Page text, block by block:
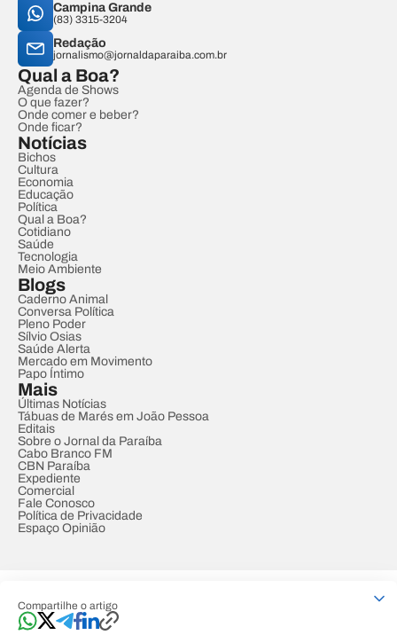
Compartilhe o artigo
Campina Grande
(83) 3315-3204
Redação
jornalismo@jornaldaparaiba.com.br
Qual a Boa?
Agenda de Shows
O que fazer?
Onde comer e beber?
Onde ficar?
Notícias
Bichos
Cultura
Economia
Educação
Política
Qual a Boa?
Cotidiano
Saúde
Tecnologia
Meio Ambiente
Blogs
Caderno Animal
Conversa Política
Pleno Poder
Sílvio Osias
Saúde Alerta
Mercado em Movimento
Papo Íntimo
Mais
Últimas Notícias
Tábuas de Marés em João Pessoa
Editais
Sobre o Jornal da Paraíba
Cabo Branco FM
CBN Paraíba
Expediente
Comercial
Fale Conosco
Política de Privacidade
Espaço Opinião
Developed by Designed by